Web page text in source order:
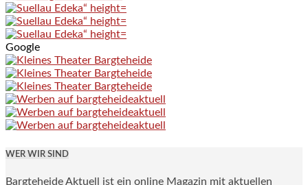
Google
WER WIR SIND
Bargteheide Aktuell ist ein online Magazin mit aktuellen